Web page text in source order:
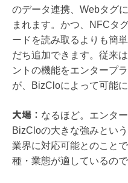
のデータ連携、Webタグ
まれます。かつ、NFCタ
ードを読み取るよりも簡
だち追加できます。従来
ントの機能をエンタープ
が、BizCloによって可能に
大場： なるほど。エンタ
BizCloの大きな強みとい
業界に対応可能とのこと
種・業態が適しているので